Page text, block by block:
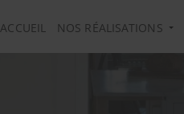
ACCUEIL NOS RÉALISATIONS